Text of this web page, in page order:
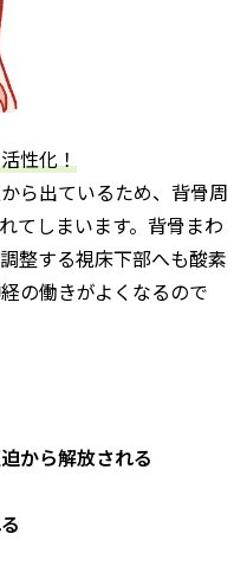
性化！
ら出ているため、背骨周
てしまいます。背骨まわ
整する視床下部へも酸素
の働きがよくなるので
から解放される